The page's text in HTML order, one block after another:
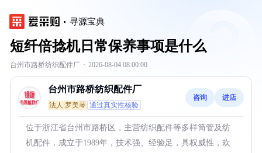
寻源宝典
短纤倍捻机日常保养事项是什么
台州市路桥纺织配件厂 · 2026-08-04 08:00:00
台州市路桥纺织配件厂
法人:罗美琴 通过真实性核验
咨询 进店
位于浙江省台州市路桥区，主营纺织配件等多样筒管及纺
机配件，成立于1989年，技术强、经验足，具权威性，欢